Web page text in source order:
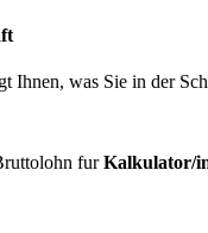
Ihnen, was Sie in der
furKalkulator/